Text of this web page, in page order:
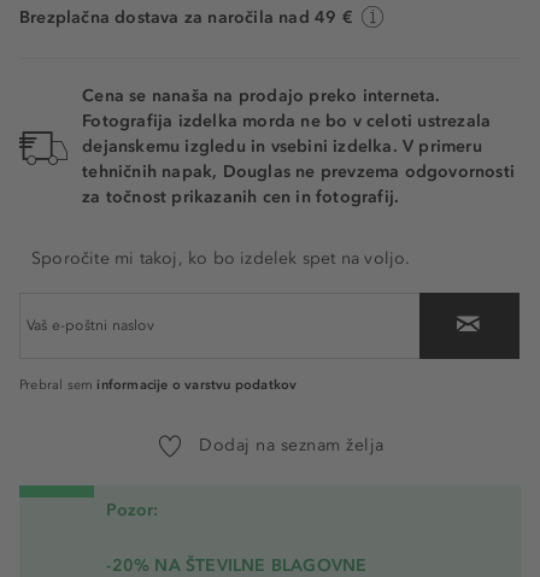
Brezplačna dostava za naročila nad 49 €
Cena se nanaša na prodajo preko interneta.
Fotografija izdelka morda ne bo v celoti ustrezala
dejanskemu izgledu in vsebini izdelka. V primeru
tehničnih napak, Douglas ne prevzema odgovornosti
za točnost prikazanih cen in fotografij.
Sporočite mi takoj, ko bo izdelek spet na voljo.
Prebral sem informacije o varstvu podatkov
Dodaj na seznam želja
Pozor:
-20% NA ŠTEVILNE BLAGOVNE